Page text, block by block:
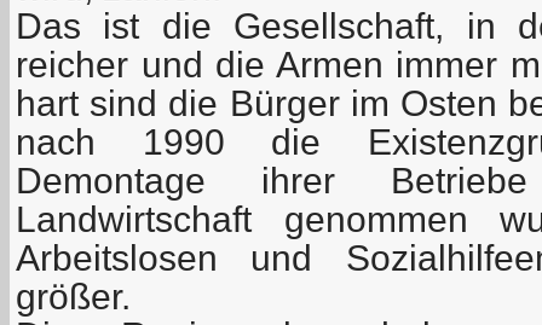
Das ist die Gesellschaft, in
reicher und die Armen immer
hart sind die Bürger im Osten
nach 1990 die
Demontage ihrer
Landwirtschaft genommen
Arbeitslosen und
größer.